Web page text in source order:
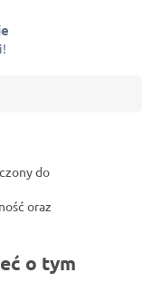
do
oraz
o tym